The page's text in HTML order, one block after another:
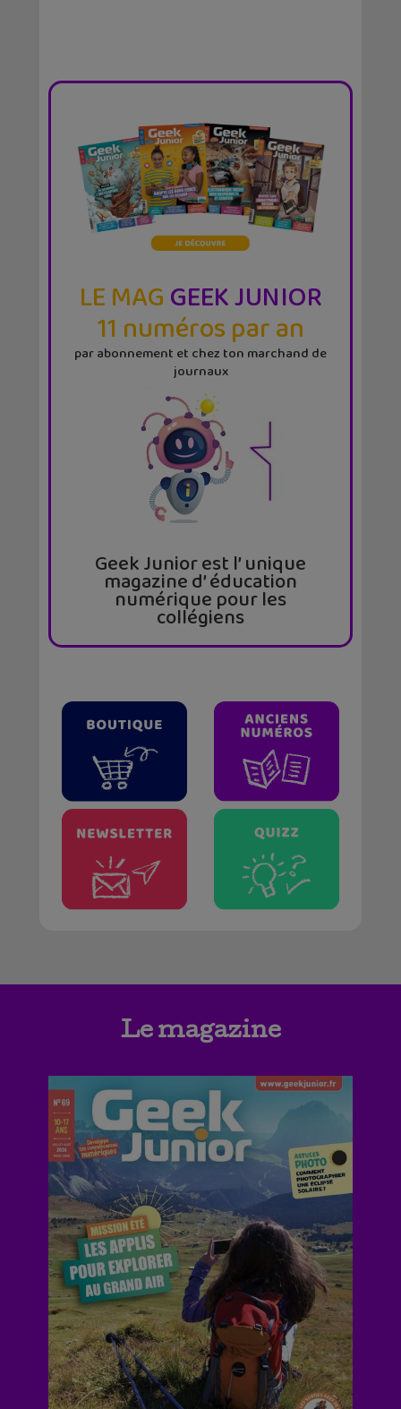
LE MAGGEEK JUNIOR
11 numéros par an
par abonnement et chez ton marchand de
journaux
Geek Junior est l’ unique
magazine d’ éducation
numérique pour les
collégiens
Le magazine